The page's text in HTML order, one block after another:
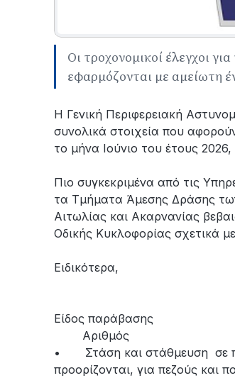
Οι τροχονομικοί έλεγχοι
εφαρμόζονται με αμείωτη
Η Γενική Περιφερειακή
συνολικά στοιχεία που
το μήνα Ιούνιο του έτους
Πιο συγκεκριμένα από τις
τα Τμήματα Άμεσης Δράσης
Αιτωλίας και Ακαρνανίας
Οδικής Κυκλοφορίας σχετικά
Ειδικότερα,
Είδος παράβασης
Αριθμός
• Στάση και στάθμευση σε
προορίζονται, για πεζούς